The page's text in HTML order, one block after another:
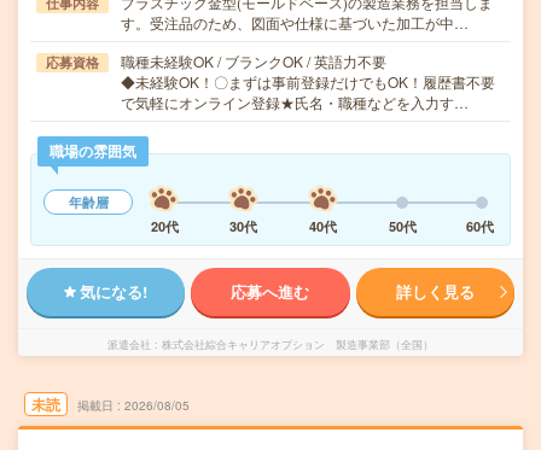
す。受注品のため、図面や仕様に基づいた加工が中…
応募資格
職種未経験OK / ブランクOK / 英語力不要
◆未経験OK！〇まずは事前登録だけでもOK！履歴書不要
で気軽にオンライン登録★氏名・職種などを入力す…
職場の雰囲気
年齢層
20代
30代 40代 50代 60代
気になる! 応募へ進む 詳しく見る
派遣会社 株式会社綜合キャリアオプション 製造事業部（全国）
未読 掲載日 2026/08/05